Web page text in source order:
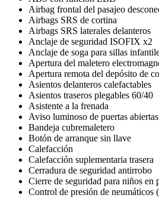
Airbag frontal del pasajeo
Airbags SRS de cortina
Airbags SRS laterales delanteros
Anclaje de seguridad ISOFIX x2
Anclaje de soga para sillas
Apertura del maletero
Apertura remota del depósito de
Asientos delanteros calefactables
Asientos traseros plegables 60/40
Asistente a la frenada
Aviso luminoso de puertas abiertas
Bandeja cubremaletero
Botón de arranque sin llave
Calefacción
Calefacción suplementaria trasera
Cerradura de seguridad antirrobo
Cierre de seguridad para niños en
Control de presión de neumáticos